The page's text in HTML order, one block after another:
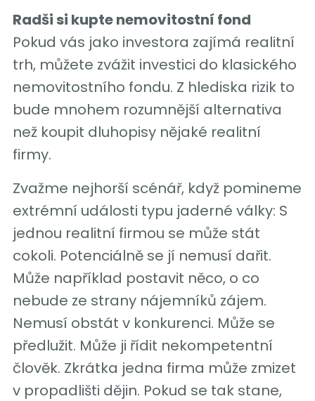
Radši si kupte nemovitostní fond
Pokud vás jako investora zajímá realitní
trh, můžete zvážit investici do klasického
nemovitostního fondu. Z hlediska rizik to
bude mnohem rozumnější alternativa
než koupit dluhopisy nějaké realitní
firmy.
Zvažme nejhorší scénář, když pomineme
extrémní události typu jaderné války: S
jednou realitní firmou se může stát
cokoli. Potenciálně se jí nemusí dařit.
Může například postavit něco, o co
nebude ze strany nájemníků zájem.
Nemusí obstát v konkurenci. Může se
předlužit. Může ji řídit nekompetentní
člověk. Zkrátka jedna firma může zmizet
v propadlišti dějin. Pokud se tak stane,